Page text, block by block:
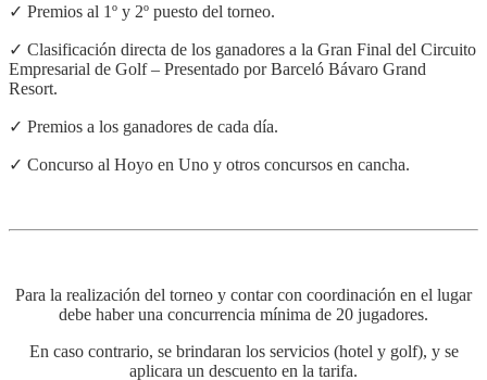
✓ Premios al 1º y 2º puesto del torneo.
✓ Clasificación directa de los ganadores a la Gran Final del Circuito
Empresarial de Golf – Presentado por Barceló Bávaro Grand
Resort.
✓ Premios a los ganadores de cada día.
✓ Concurso al Hoyo en Uno y otros concursos en cancha.
Para la realización del torneo y contar con coordinación en el lugar
debe haber una concurrencia mínima de 20 jugadores.
En caso contrario, se brindaran los servicios (hotel y golf), y se
aplicara un descuento en la tarifa.